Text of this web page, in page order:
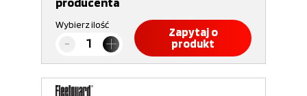
Wybierz ilość
Zapytaj o
produkt